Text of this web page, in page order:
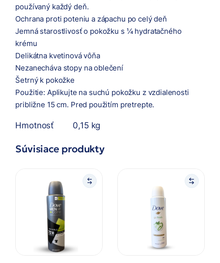
používaný každý deň.
Ochrana proti poteniu a zápachu po celý deň
Jemná starostlivosť o pokožku s ¼ hydratačného
krému
Delikátna kvetinová vôňa
Nezanecháva stopy na oblečení
Šetrný k pokožke
Použitie: Aplikujte na suchú pokožku z vzdialenosti
približne 15 cm. Pred použitím pretrepte.
Hmotnosť 0,15 kg
Súvisiace produkty